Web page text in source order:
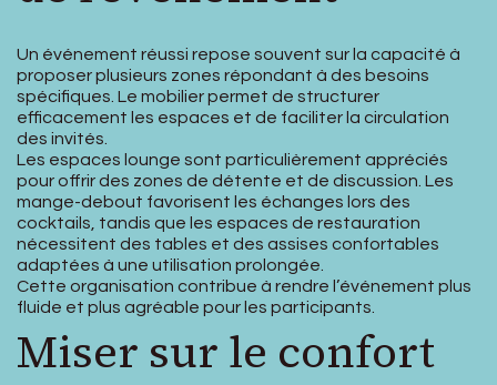
Un événement réussi repose souvent sur la capacité à
proposer plusieurs zones répondant à des besoins
spécifiques. Le mobilier permet de structurer
efficacement les espaces et de faciliter la circulation
des invités.
Les espaces lounge sont particulièrement appréciés
pour offrir des zones de détente et de discussion. Les
mange-debout favorisent les échanges lors des
cocktails, tandis que les espaces de restauration
nécessitent des tables et des assises confortables
adaptées à une utilisation prolongée.
Cette organisation contribue à rendre l’événement plus
fluide et plus agréable pour les participants.
Miser sur le confort